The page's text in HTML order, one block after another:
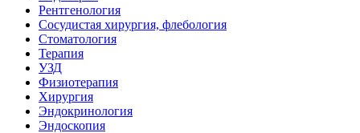
Рентгенология
Сосудистая хирургия, флебология
Стоматология
Терапия
УЗД
Физиотерапия
Хирургия
Эндокринология
Эндоскопия